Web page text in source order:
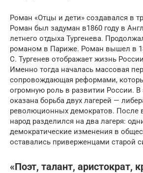
Роман «Отцы и дети» создавался в
Роман был задуман в1860 году в
летнего отдыха Тургенева.
романом в Париже. Роман вышел в
С. Тургенев отображает жизнь
Именно тогда началась массовая
сопровождающая реформами,
огромную роль в развитии России.
оказана борьба двух лагерей —
революционных демократов. После
народ разделился на два лагеря:
демократические изменения в
оставались приверженцами старой
«Поэт, талант, аристократ,